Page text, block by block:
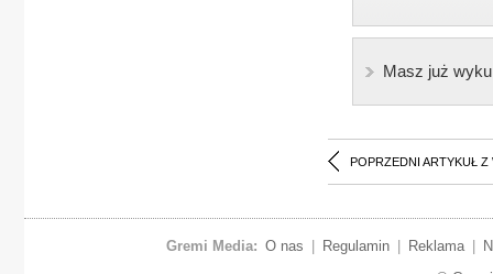
Masz już
POPRZEDNI ARTYKUŁ Z
Gremi Media: O nas Regulamin Reklama